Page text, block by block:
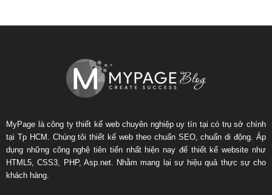
MyPage là công ty thiết kế web chuyên nghiệp uy tín tại có trụ sở chính
tại Tp HCM. Chúng tôi thiết kế web theo chuẩn SEO, chuẩn di động. Áp
dụng những công nghệ tiên tiến nhất hiện nay để thiết kế website như
HTML5, CSS3, PHP, Asp.net. Nhằm mang lại sự hiệu quả thực sự cho
khách hàng.